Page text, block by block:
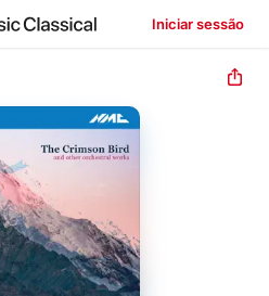
Iniciar sessão